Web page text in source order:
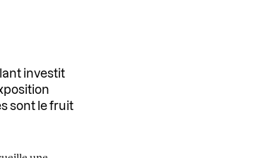
investit
sont le fruit